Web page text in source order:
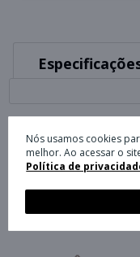
Avaliações
Nós usamos cookies
melhor. Ao acessar o
Política de